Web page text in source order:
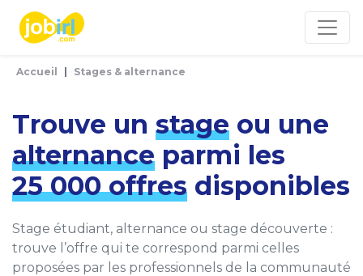
Accueil Stages & alternance
Trouve un stage ou une
alternance parmi les
25 000 offres disponibles
Stage étudiant, alternance ou stage découverte :
trouve l’offre qui te correspond parmi celles
proposées par les professionnels de la communauté
Panneau de gestion des cookies